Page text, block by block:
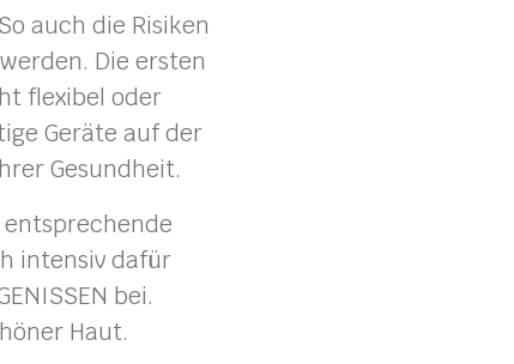
auch die Risiken
Die ersten
flexibel oder
Geräte auf der
Gesundheit.
entsprechende
intensiv dafür
bei.
Haut.